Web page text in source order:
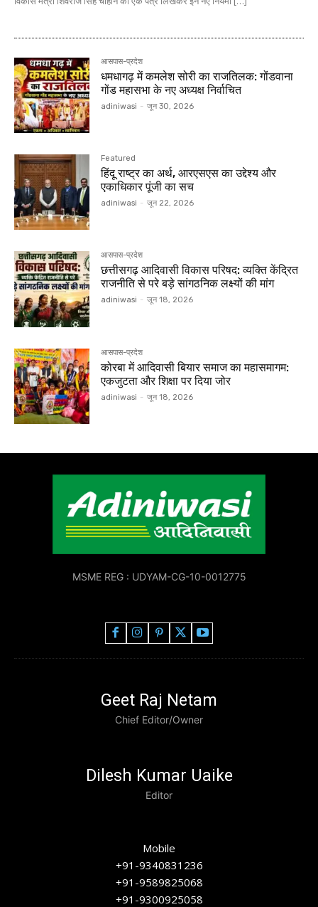
आसपास-प्रदेश
धमधागढ़ में कमलेश सोरी का राजतिलक: गोंडवाना
गोंड महासभा के नए अध्यक्ष निर्वाचित
adiniwasi - जून 30, 2026
Featured
हिंदू राष्ट्र का अर्थ, आरएसएस का उद्देश्य और
एकाधिकार पूंजी का सच
adiniwasi - जून 22, 2026
आसपास-प्रदेश
छत्तीसगढ़ आदिवासी विकास परिषद: व्यक्ति केंद्रित
राजनीति से परे बड़े सांगठनिक लक्ष्यों की मांग
adiniwasi - जून 18, 2026
आसपास-प्रदेश
कोरबा में आदिवासी बियार समाज का महासमागम:
एकजुटता और शिक्षा पर दिया जोर
adiniwasi - जून 18, 2026
MSME REG : UDYAM-CG-10-0012775
Geet Raj Netam
Chief Editor/Owner
Dilesh Kumar Uaike
Editor
Mobile
+91-9340831236
+91-9589825068
+91-9300925058